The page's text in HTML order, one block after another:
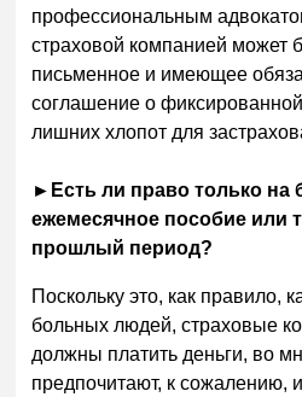
профессиональным
страховой компанией может
письменное и имеющее
соглашение о
лишних хлопот для
► Есть ли право только на
ежемесячное пособие или
прошлый период?
Поскольку это, как правило,
больных людей, страховые
должны платить деньги, во
предпочитают, к сожалению,